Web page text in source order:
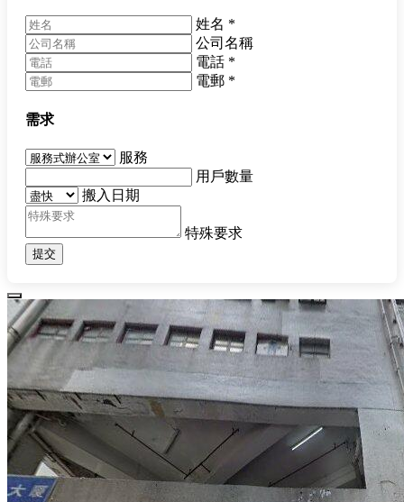
姓名 *
公司名稱
電話 *
電郵 *
需求
服務
用戶數量
搬入日期
特殊要求
提交